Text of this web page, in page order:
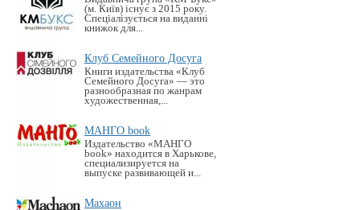
(м. Київ) існує з 2015 року.
Спеціалізується на виданні
книжок для...
Клуб Семейного Досуга
Книги издательства «Клуб
Семейного Досуга» — это
разнообразная по жанрам
художественная,...
МАНГО book
Издательство «MАНГО
book» находится в Харькове,
специализируется на
выпуске развивающей и...
Махаон